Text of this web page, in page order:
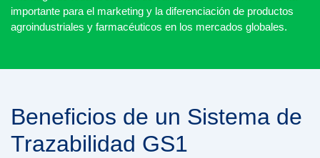
importante para el marketing y la diferenciación de productos
agroindustriales y farmacéuticos en los mercados globales.
Beneficios de un Sistema de
Trazabilidad GS1